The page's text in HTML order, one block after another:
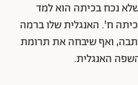
נכח בכיתה הוא למד
ח'. האנגלית שלו ברמה
ואף שיבחה את תרומת
האנגלית.